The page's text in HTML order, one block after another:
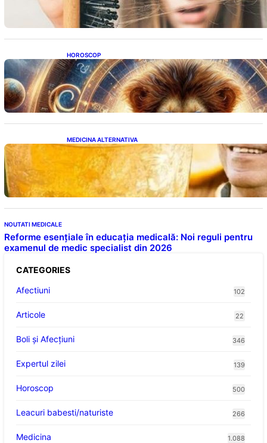
HOROSCOP
Portalul Leului 8/8: Oportunități de
Abundență pentru Cinci Zodii în 2026
MEDICINA ALTERNATIVA
Cele cinci băuturi esențiale pentru
menținerea glicemiei sub control pe timpul
nopții: Ghidul specialistului
NOUTATI MEDICALE
Reforme esențiale în educația medicală: Noi reguli pentru
examenul de medic specialist din 2026
CATEGORIES
Afectiuni
102
Articole 22
Boli și Afecțiuni 346
Expertul zilei 139
Horoscop 500
Leacuri babesti/naturiste 266
Medicina 1.088